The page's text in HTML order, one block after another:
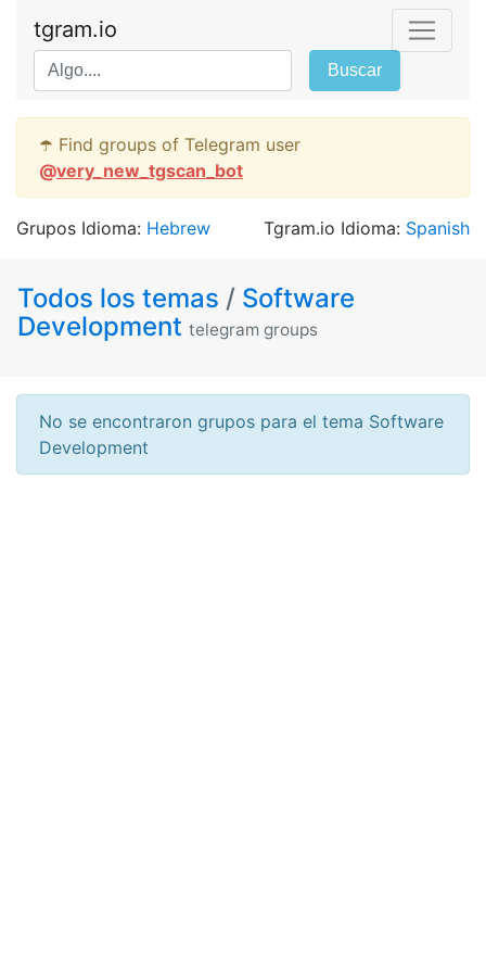
tgram.io
Buscar
☂️ Find groups of Telegram user
@very_new_tgscan_bot
Grupos Idioma: Hebrew Tgram.io Idioma: Spanish
Todos los temas / Software
Development telegram groups
No se encontraron grupos para el tema Software
Development